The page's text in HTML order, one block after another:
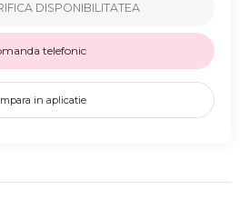
DISPONIBILITATEA
telefonic
in aplicatie